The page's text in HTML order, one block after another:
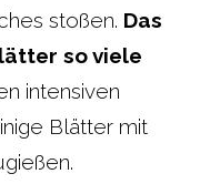
stoßen. Das
so viele
intensiven
Blätter mit